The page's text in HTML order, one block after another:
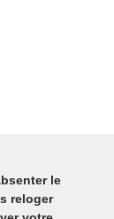
le
reloger